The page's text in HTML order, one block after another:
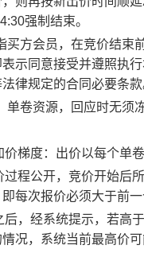
强制结束。
买方会员，在竞价结束
示同意接受并遵照执
律规定的合同必要条款
单卷资源，回应时无须
价梯度：出价以每个单
过程公开，竞价开始后
每次报价必须大于前
后，经系统提示，若高
况，系统当前最高价